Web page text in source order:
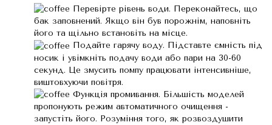
Перевірте рівень води. Переконайтесь, що
бак заповнений. Якщо він був порожнім, наповніть
його та щільно встановіть на місце.
Подайте гарячу воду. Підставте ємність під
носик і увімкніть подачу води або пари на 30-60
секунд. Це змусить помпу працювати інтенсивніше,
виштовхуючи повітря.
Функція промивання. Більшість моделей
пропонують режим автоматичного очищення -
запустіть його. Розуміння того, як розвоздушити